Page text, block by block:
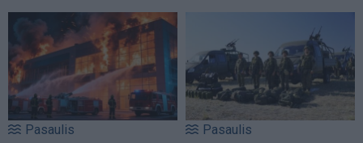
Pasaulis Pasaulis